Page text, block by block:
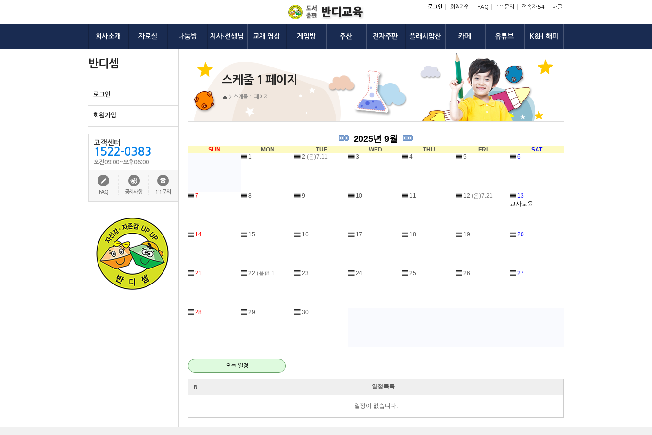
로그인 회원가입 FAQ 1:1문의 접속자 54 새글
회사소개 자료실 나눔방 지사·선생님 교재 영상 게임방 주산 전자주판 플래시암산 카페 유튜브 K&H 해피
반디셈
로그인
회원가입
고객센터
1522-0383
오전09:00~오후06:00
FAQ 공지사항 1:1문의
스케줄 1 페이지
> 스케줄 1 페이지
2025년 9월
SUN MON TUE WED THU FRI
SAT
▤ 1 ▤ 2 (음)7.11 ▤ 3 ▤ 4 ▤ 5 ▤ 6
▤ 7 ▤ 8 ▤ 9 ▤ 10 ▤ 11 ▤ 12 (음)7.21 ▤ 13
교사교육
▤ 14 ▤ 15 ▤ 16 ▤ 17 ▤ 18 ▤ 19 ▤ 20
▤ 21 ▤ 22 (음)8.1 ▤ 23 ▤ 24 ▤ 25 ▤ 26 ▤ 27
▤ 28 ▤ 29 ▤ 30
오늘 일정
N 일정목록
일정이 없습니다.